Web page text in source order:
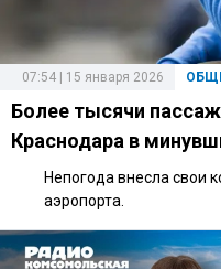
07:54 | 15 января 2026
Более тысячи
Краснодара в
Непогода внесла свои
аэропорта.